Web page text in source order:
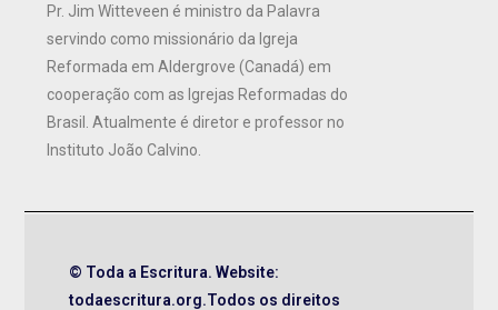
Pr. Jim Witteveen é ministro da Palavra
servindo como missionário da Igreja
Reformada em Aldergrove (Canadá) em
cooperação com as Igrejas Reformadas do
Brasil. Atualmente é diretor e professor no
Instituto João Calvino.
© Toda a Escritura. Website:
todaescritura.org.Todos os direitos